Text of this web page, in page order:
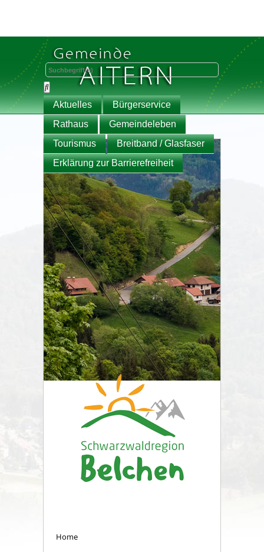
Aktuelles
Bürgerservice
Rathaus
Gemeindeleben
Tourismus
Breitband / Glasfaser
Erklärung zur Barrierefreiheit
Home